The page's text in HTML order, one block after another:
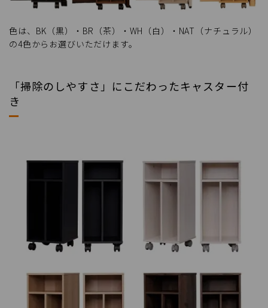
色は、BK（黒）・BR（茶）・​WH（白）・NAT（ナチュラル）
の4色からお選びいただけます。
「掃除のしやすさ」にこだわったキャスター付
き